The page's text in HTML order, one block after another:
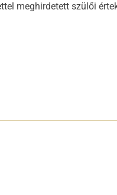
meghirdetett szülői